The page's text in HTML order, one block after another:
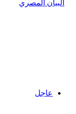
عاجل